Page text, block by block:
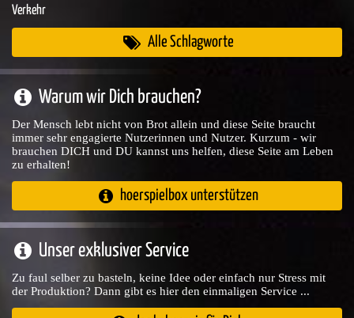
Verkehr
Alle Schlagworte
Warum wir Dich brauchen?
Der Mensch lebt nicht von Brot allein und diese Seite braucht
immer sehr engagierte Nutzerinnen und Nutzer. Kurzum - wir
brauchen DICH und DU kannst uns helfen, diese Seite am Leben
zu erhalten!
hoerspielbox unterstützen
Unser exklusiver Service
Zu faul selber zu basteln, keine Idee oder einfach nur Stress mit
der Produktion? Dann gibt es hier den einmaligen Service ...